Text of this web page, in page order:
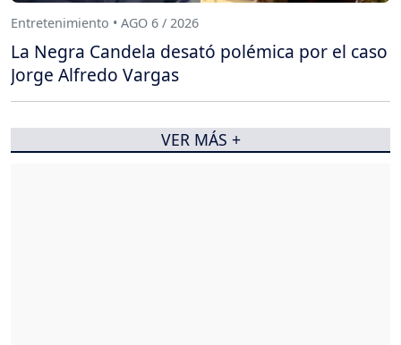
Entretenimiento • AGO 6 / 2026
La Negra Candela desató polémica por el caso
Jorge Alfredo Vargas
VER MÁS +